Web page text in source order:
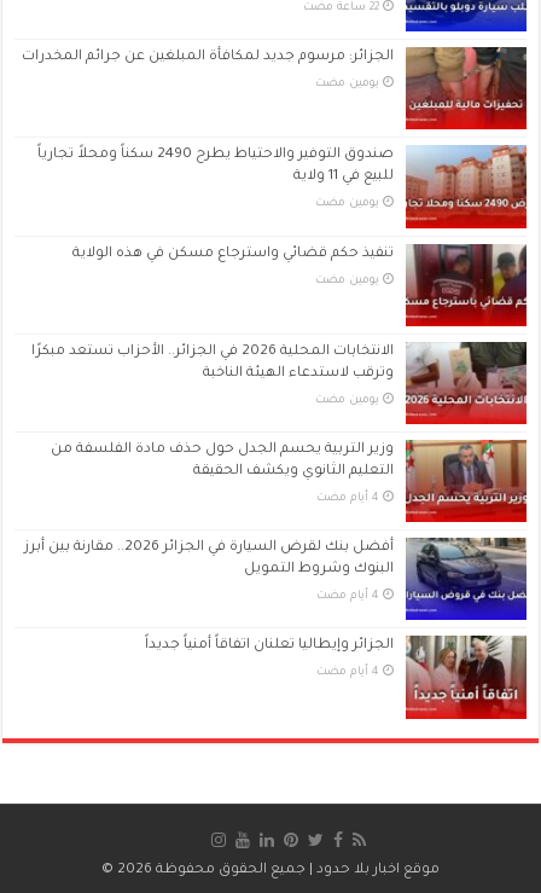
‏22 ساعة مضت
الجزائر: مرسوم جديد لمكافأة المبلغين عن جرائم المخدرات
‏يومين مضت
صندوق التوفير والاحتياط يطرح 2490 سكناً ومحلاً تجارياً
للبيع في 11 ولاية
‏يومين مضت
تنفيذ حكم قضائي واسترجاع مسكن في هذه الولاية
‏يومين مضت
الانتخابات المحلية 2026 في الجزائر.. الأحزاب تستعد مبكرًا
وترقب لاستدعاء الهيئة الناخبة
‏يومين مضت
وزير التربية يحسم الجدل حول حذف مادة الفلسفة من
التعليم الثانوي ويكشف الحقيقة
أفضل بنك لقرض السيارة في الجزائر 2026.. مقارنة بين أبرز
البنوك وشروط التمويل
الجزائر وإيطاليا تعلنان اتفاقاً أمنياً جديداً
موقع اخبار بلا حدود | جميع الحقوق محفوظة 2026 ©